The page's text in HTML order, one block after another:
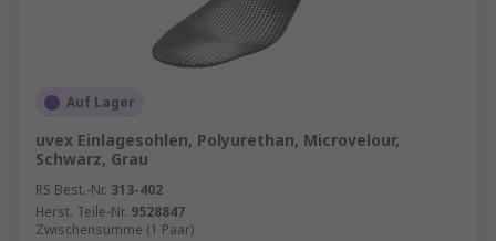
Auf Lager
uvex Einlagesohlen, Polyurethan, Microvelour,
Schwarz, Grau
RS Best.-Nr. 313-402
Herst. Teile-Nr. 9528847
Zwischensumme (1 Paar)